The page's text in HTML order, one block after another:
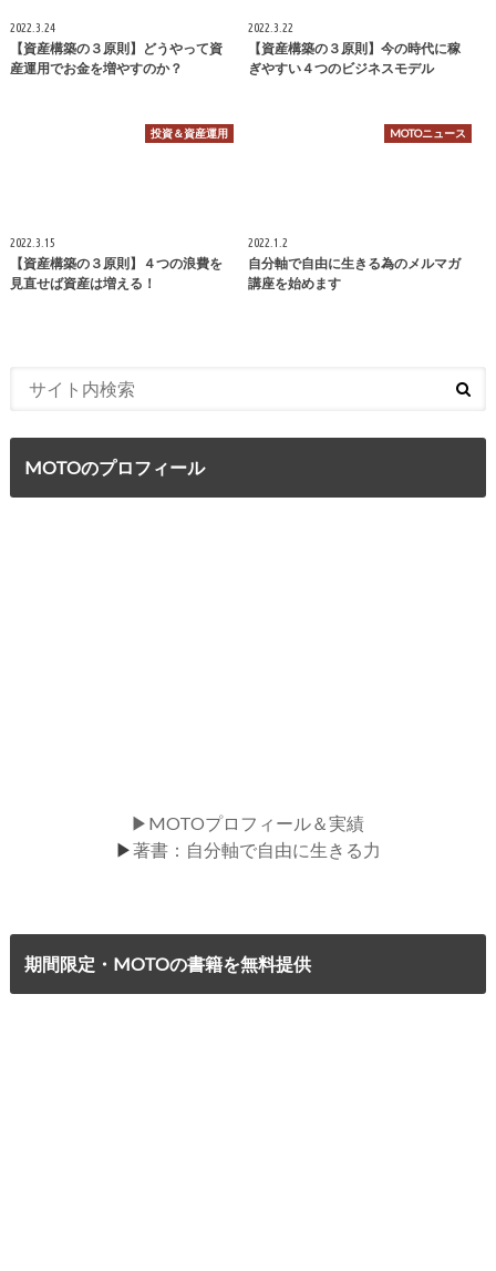
2022.3.24
【資産構築の３原則】どうやって資
産運用でお金を増やすのか？
2022.3.22
【資産構築の３原則】今の時代に稼
ぎやすい４つのビジネスモデル
投資＆資産運用
2022.3.15
【資産構築の３原則】４つの浪費を
見直せば資産は増える！
MOTOニュース
2022.1.2
自分軸で自由に生きる為のメルマガ
講座を始めます
MOTOのプロフィール
▶MOTOプロフィール＆実績
▶著書：自分軸で自由に生きる力
期間限定・MOTOの書籍を無料提供